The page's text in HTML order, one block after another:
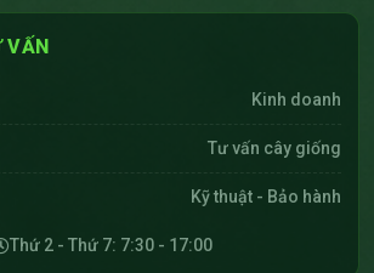
VẤN
Kinh doanh
Tư vấn cây giống
Kỹ thuật - Bảo hành
Thứ 2 - Thứ 7: 7:30 - 17:00